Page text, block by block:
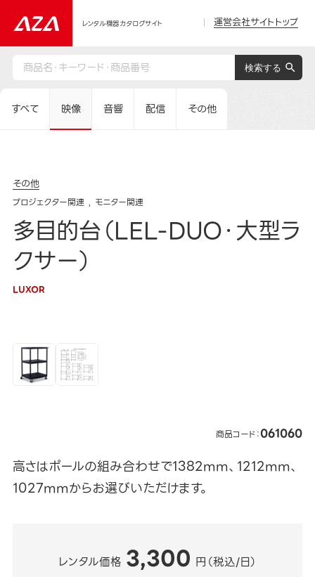
レンタル機器カタログサイト 運営会社サイトトップ
すべて 映像 音響 配信 その他
その他
プロジェクター関連 モニター関連
多目的台（LEL-DUO・大型ラ
クサー）
LUXOR
商品コード：061060
高さはポールの組み合わせで1382mm、1212mm、
1027mmからお選びいただけます。
レンタル価格 3,300 円（税込/日）